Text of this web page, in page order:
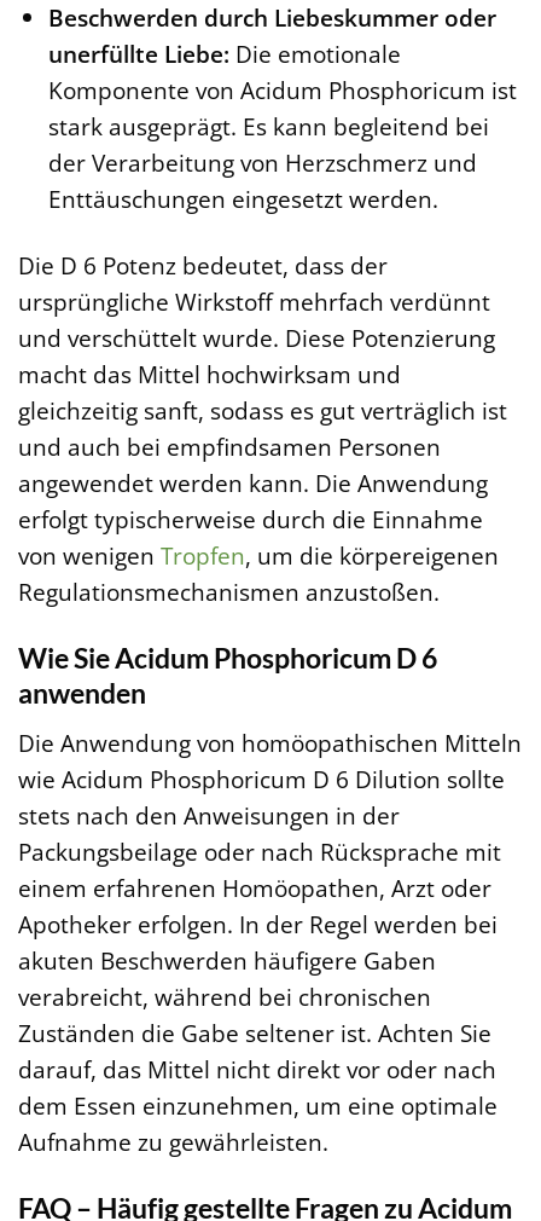
Beschwerden durch Liebeskummer oder
unerfüllte Liebe: Die emotionale
Komponente von Acidum Phosphoricum ist
stark ausgeprägt. Es kann begleitend bei
der Verarbeitung von Herzschmerz und
Enttäuschungen eingesetzt werden.
Die D 6 Potenz bedeutet, dass der
ursprüngliche Wirkstoff mehrfach verdünnt
und verschüttelt wurde. Diese Potenzierung
macht das Mittel hochwirksam und
gleichzeitig sanft, sodass es gut verträglich ist
und auch bei empfindsamen Personen
angewendet werden kann. Die Anwendung
erfolgt typischerweise durch die Einnahme
von wenigen Tropfen, um die körpereigenen
Regulationsmechanismen anzustoßen.
Wie Sie Acidum Phosphoricum D 6
anwenden
Die Anwendung von homöopathischen Mitteln
wie Acidum Phosphoricum D 6 Dilution sollte
stets nach den Anweisungen in der
Packungsbeilage oder nach Rücksprache mit
einem erfahrenen Homöopathen, Arzt oder
Apotheker erfolgen. In der Regel werden bei
akuten Beschwerden häufigere Gaben
verabreicht, während bei chronischen
Zuständen die Gabe seltener ist. Achten Sie
darauf, das Mittel nicht direkt vor oder nach
dem Essen einzunehmen, um eine optimale
Aufnahme zu gewährleisten.
FAQ – Häufig gestellte Fragen zu Acidum